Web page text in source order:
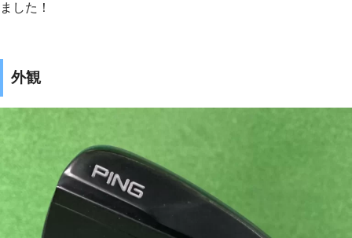
ました！
外観